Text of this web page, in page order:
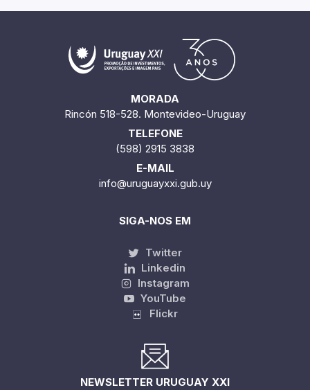
MORADA
Rincón 518-528. Montevideo-Uruguay
TELEFONE
(598) 2915 3838
E-MAIL
info@uruguayxxi.gub.uy
SIGA-NOS EM
Twitter
Linkedin
Instagram
YouTube
Flickr
NEWSLETTER URUGUAY XXI